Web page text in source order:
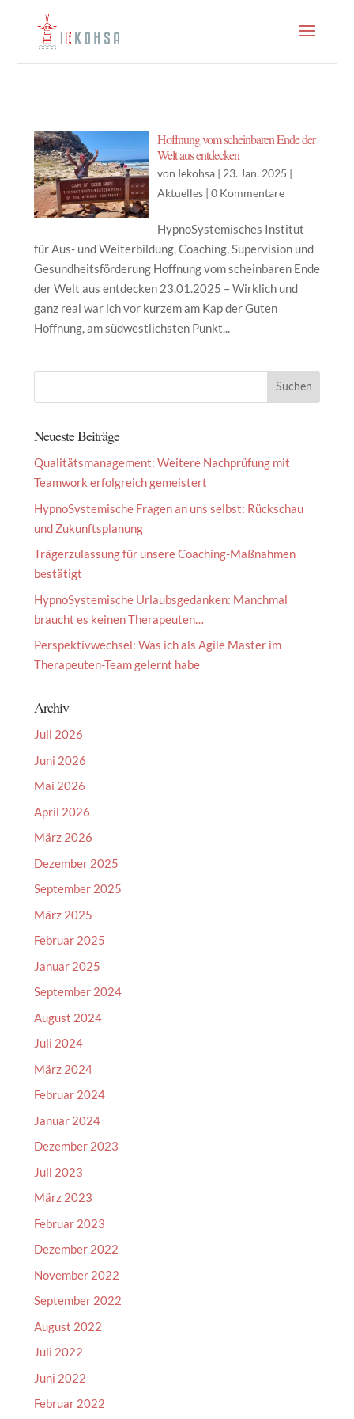
Hoffnung vom scheinbaren Ende der
Welt aus entdecken
von Iekohsa| 23. Jan. 2025 |
Aktuelles| 0 Kommentare
HypnoSystemisches Institut
für Aus- und Weiterbildung, Coaching, Supervision und
Gesundheitsförderung Hoffnung vom scheinbaren Ende
der Welt aus entdecken 23.01.2025 – Wirklich und
ganz real war ich vor kurzem am Kap der Guten
Hoffnung, am südwestlichsten Punkt...
Neueste Beiträge
Qualitätsmanagement: Weitere Nachprüfung mit
Teamwork erfolgreich gemeistert
HypnoSystemische Fragen an uns selbst: Rückschau
und Zukunftsplanung
Trägerzulassung für unsere Coaching-Maßnahmen
bestätigt
HypnoSystemische Urlaubsgedanken: Manchmal
braucht es keinen Therapeuten…
Perspektivwechsel: Was ich als Agile Master im
Therapeuten-Team gelernt habe
Archiv
Juli 2026
Juni 2026
Mai 2026
April 2026
März 2026
Dezember 2025
September 2025
März 2025
Februar 2025
Januar 2025
September 2024
August 2024
Juli 2024
März 2024
Februar 2024
Januar 2024
Dezember 2023
Juli 2023
März 2023
Februar 2023
Dezember 2022
November 2022
September 2022
August 2022
Juli 2022
Juni 2022
Februar 2022